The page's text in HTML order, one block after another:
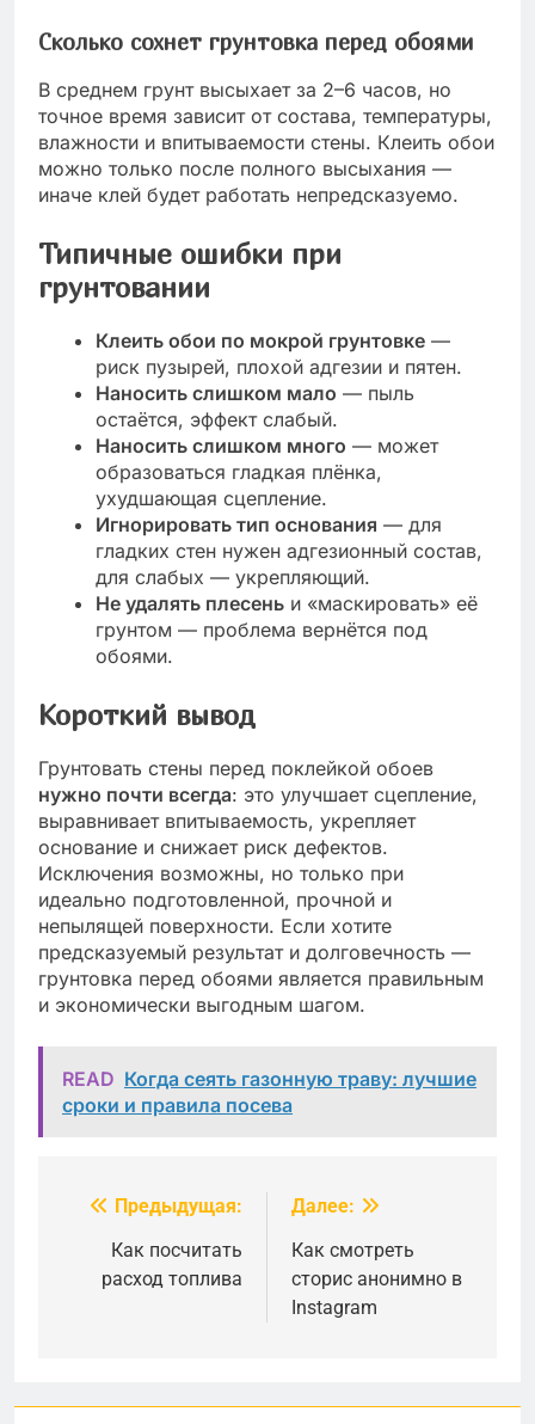
Сколько сохнет грунтовка перед обоями
В среднем грунт высыхает за 2–6 часов, но
точное время зависит от состава, температуры,
влажности и впитываемости стены. Клеить обои
можно только после полного высыхания —
иначе клей будет работать непредсказуемо.
Типичные ошибки при
грунтовании
Клеить обои по мокрой грунтовке —
риск пузырей, плохой адгезии и пятен.
Наносить слишком мало — пыль
остаётся, эффект слабый.
Наносить слишком много — может
образоваться гладкая плёнка,
ухудшающая сцепление.
Игнорировать тип основания — для
гладких стен нужен адгезионный состав,
для слабых — укрепляющий.
Не удалять плесень и «маскировать» её
грунтом — проблема вернётся под
обоями.
Короткий вывод
Грунтовать стены перед поклейкой обоев
нужно почти всегда: это улучшает сцепление,
выравнивает впитываемость, укрепляет
основание и снижает риск дефектов.
Исключения возможны, но только при
идеально подготовленной, прочной и
непылящей поверхности. Если хотите
предсказуемый результат и долговечность —
грунтовка перед обоями является правильным
и экономически выгодным шагом.
READ Когда сеять газонную траву: лучшие
сроки и правила посева
Навигация
записям
Предыдущая:
Как посчитать
расход топлива
Далее:
Как смотреть
сторис анонимно в
Instagram